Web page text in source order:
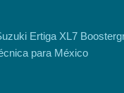
Ertiga XL7
para México